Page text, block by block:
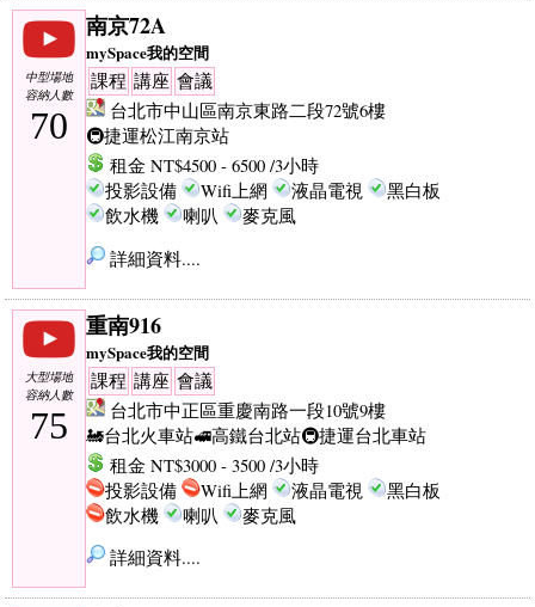
中型場地
容納人數
70
南京72A
mySpace我的空間
課程 講座 會議
台北市中山區南京東路二段72號6樓
🚇捷運松江南京站
租金 NT$4500 - 6500 /3小時
投影設備
Wifi上網 液晶電視
黑白板
飲水機
喇叭
麥克風
詳細資料....
大型場地
容納人數
75
重南916
mySpace我的空間
課程 講座 會議
台北市中正區重慶南路一段10號9樓
🚂台北火車站🚅高鐵台北站🚇捷運台北車站
租金 NT$3000 - 3500 /3小時
投影設備
Wifi上網 液晶電視
黑白板
飲水機
喇叭
麥克風
詳細資料....